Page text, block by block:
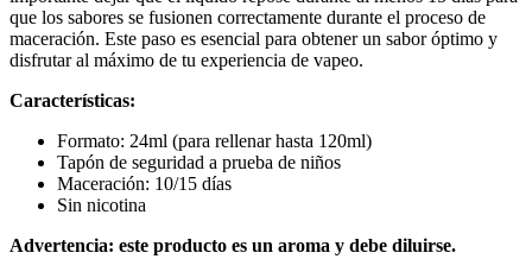
que los sabores se fusionen correctamente durante el proceso de
maceración. Este paso es esencial para obtener un sabor óptimo y
disfrutar al máximo de tu experiencia de vapeo.
Características:
Formato: 24ml (para rellenar hasta 120ml)
Tapón de seguridad a prueba de niños
Maceración: 10/15 días
Sin nicotina
Advertencia: este producto es un aroma y debe diluirse.